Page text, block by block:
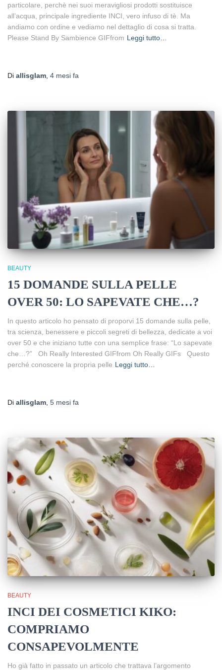
particolare, perchè nei suoi meravigliosi prodotti sostituisce
all’acqua, principale ingrediente INCI, vero infuso di tè. Ma
andiamo con ordine e vediamo nel dettaglio di cosa si tratta.
Please Stand By Sambience GIFfrom Leggi tutto…
Di allisglam 4 mesi fa
BEAUTY
15 DOMANDE SULLA PELLE
OVER 50: LO SAPEVATE CHE…?
In questo articolo ho pensato di proporvi 15 domande sulla pelle,
tra scienza, benessere e piccoli segreti di bellezza, dedicate a voi
over 50 e che iniziano tutte con una semplice frase: “Lo sapevate
che…?” Oh Really Interested GIFfrom Oh Really GIFs Questo
perché conoscere la propria pelle Leggi tutto…
Di allisglam, 5 mesi fa
BEAUTY
INCI DEI COSMETICI KIKO:
COMPRIAMO
CONSAPEVOLMENTE
Ho già fatto in passato un articolo che trattava l’argomento